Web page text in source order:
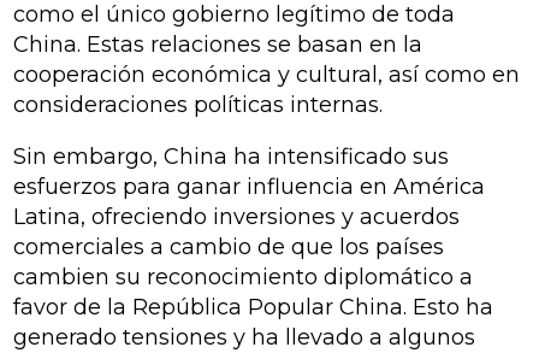
como el único gobierno legítimo de toda
China. Estas relaciones se basan en la
cooperación económica y cultural, así como en
consideraciones políticas internas.
Sin embargo, China ha intensificado sus
esfuerzos para ganar influencia en América
Latina, ofreciendo inversiones y acuerdos
comerciales a cambio de que los países
cambien su reconocimiento diplomático a
favor de la República Popular China. Esto ha
generado tensiones y ha llevado a algunos